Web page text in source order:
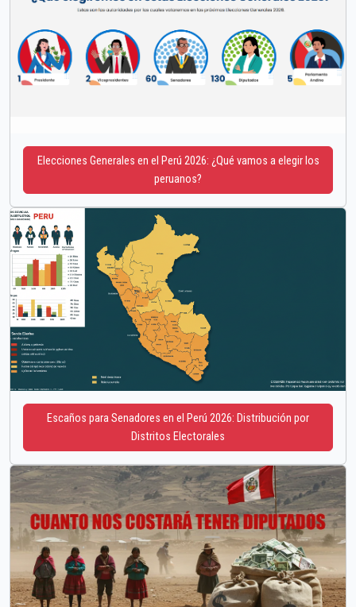
Elecciones Generales en el Perú 2026: ¿Qué vamos a elegir los
peruanos?
Escaños para Senadores en el Perú 2026: Distribución por
Distritos Electorales